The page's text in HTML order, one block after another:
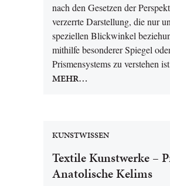
nach den Gesetzen der
verzerrte Darstellung, die nur
speziellen Blickwinkel
mithilfe besonderer Spiegel
Prismensystems zu verstehen
MEHR…
KUNSTWISSEN
Textile Kunstwerke –
Anatolische Kelims